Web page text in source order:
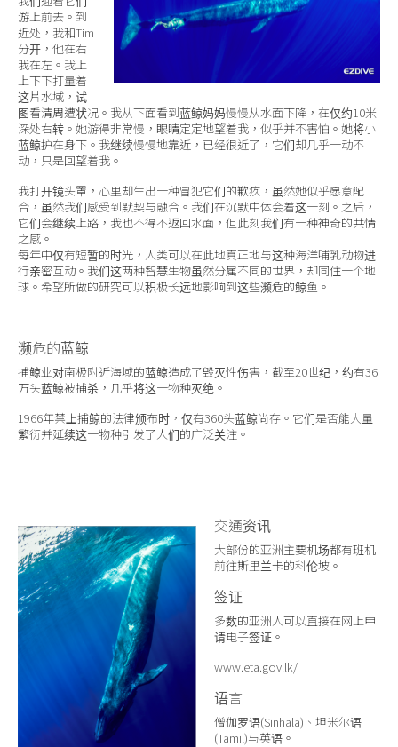
游上前去。到
近处，我和Tim
分开，他在右
我在左。我上
上下下打量着
这片水域，试
图看清周遭状况。我从下面看到蓝鲸妈妈慢慢从水面下降，在仅约10米
深处右转。她游得非常慢，眼睛定定地望着我，似乎并不害怕。她将小
蓝鲸护在身下。我继续慢慢地靠近，已经很近了，它们却几乎一动不
动，只是回望着我。
我打开镜头罩，心里却生出一种冒犯它们的歉疚，虽然她似乎愿意配
合，虽然我们感受到默契与融合。我们在沉默中体会着这一刻。之后，
它们会继续上路，我也不得不返回水面，但此刻我们有一种神奇的共情
之感。
每年中仅有短暂的时光，人类可以在此地真正地与这种海洋哺乳动物进
行亲密互动。我们这两种智慧生物虽然分属不同的世界，却同住一个地
球。希望所做的研究可以积极长远地影响到这些濒危的鲸鱼。
濒危的蓝鲸
捕鲸业对南极附近海域的蓝鲸造成了毁灭性伤害，截至20世纪，约有36
万头蓝鲸被捕杀，几乎将这一物种灭绝。
1966年禁止捕鲸的法律颁布时，仅有360头蓝鲸尚存。它们是否能大量
繁衍并延续这一物种引发了人们的广泛关注。
交通资讯
大部份的亚洲主要机场都有班机
前往斯里兰卡的科伦坡。
签证
多数的亚洲人可以直接在网上申
请电子签证。
www.eta.gov.lk/
语言
僧伽罗语(Sinhala)、坦米尔语
(Tamil)与英语。